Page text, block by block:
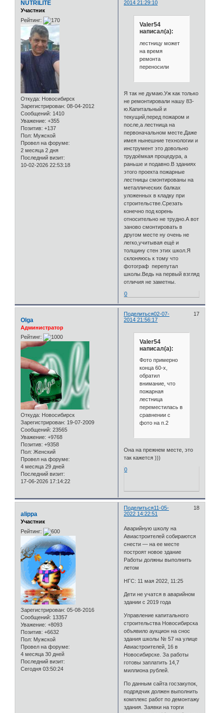
2014 21:29:10
NUTRILITE
Участник
Рейтинг:
Откуда: Новосибирск
Зарегистрирован: 08-04-2012
Сообщений: 1410
Уважение: +355
Позитив: +137
Пол: Мужской
Провел на форуме:
2 месяца 2 дня
Последний визит:
10-02-2026 22:53:18
Valer54
написал(а):
лестницу может
на время
ремонта
переносили
Я так не думаю.Уж как только
не ремонтировали нашу 83-
ю.Капитальный и
текущий,перед пожаром и
после,а лестница на
первоначальном месте.Даже
имея нынешние технологии и
инструмент это довольно
трудоёмкая процедура, а
раньше и подавно.В зданиях
этого проекта пожарные
лестницы смонтированы на
металлических балках
уложенных в кладку при
строительстве.Срезать
конечно под корень
относительно не трудно.А вот
заново смонтировать в
другом месте ну очень не
легко,учитывая ещё и
толщину стен этих школ.Я
склоняюсь к тому что
фотограф перепутал
школы.Ведь на первый взгляд
отличия не заметны.
0
Поделиться 17
02-07-
2014 21:56:17
Olga
Администратор
Рейтинг:
Откуда: Новосибирск
Зарегистрирован: 19-07-2009
Сообщений: 23565
Уважение: +9768
Позитив: +9358
Пол: Женский
Провел на форуме:
4 месяца 29 дней
Последний визит:
17-06-2026 17:14:22
Valer54
написал(а):
Фото примерно
конца 60-х,
обратил
внимание, что
пожарная
лестница
переместилась в
сравнении с
фото на п.2
Она на прежнем месте, это
так кажется )))
0
Поделиться 18
11-05-
2022 14:22:51
alippa
Участник
Рейтинг:
Зарегистрирован: 05-08-2016
Сообщений: 13357
Уважение: +8093
Позитив: +6632
Пол: Мужской
Провел на форуме:
4 месяца 30 дней
Последний визит:
Сегодня 03:50:24
Аварийную школу на
Авиастроителей собираются
снести — на ее месте
построят новое здание
Работы должны выполнить
летом
НГС: 11 мая 2022, 11:25
Дети не учатся в аварийном
здании с 2019 года
Управление капитального
строительства Новосибирска
объявило аукцион на снос
здания школы № 57 на улице
Авиастроителей, 16 в
Новосибирске. За работы
готовы заплатить 14,7
миллиона рублей.
По данным сайта госзакупок,
подрядчик должен выполнить
комплекс работ по демонтажу
здания. Заявки на торги